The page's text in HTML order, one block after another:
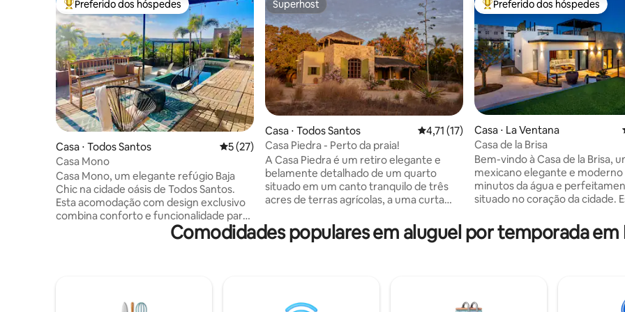
Entre os melhores preferidos dos hóspedes
Preferido dos hóspedes
Casa ⋅ Todos Santos 5 de uma avaliação média de 5, 27 avaliações
5 (27)
Casa Mono
Casa Mono, um elegante refúgio Baja
Chic na cidade oásis de Todos Santos.
Esta acomodação com design exclusivo
combina conforto e funcionalidade para
oferecer a você uma estadia autêntica.
Desfrute de áreas espaçosas, vistas
apenas relaxar à beira da piscina, a Casa
Superhost
Superhost
Casa ⋅ Todos Santos 4,71 de uma avaliação média de 5, 17
4,71 (17)
Casa Piedra - Perto da praia!
A Casa Piedra é um retiro elegante e
belamente detalhado de um quarto
situado em um canto tranquilo de três
acres de terras agrícolas, a uma curta
deslumbrantes do México. A casa dispõe
de cozinha, sala de estar e área de jantar
mar e uma cama queen ao ar livre.
Entre os melhores preferidos
Preferido dos hóspedes
Casa ⋅ La Ventana
Casa de la Brisa
Bem-vindo à Casa de la Brisa,
mexicano elegante e moderno
minutos da água e
situado no coração da cidade.
localizada a poucos passos
lojas, cafés e restaurantes.
precisa para uma estadia
La Ventana! Esta é a nossa própria casa
Comodidades populares em aluguel por temporada em